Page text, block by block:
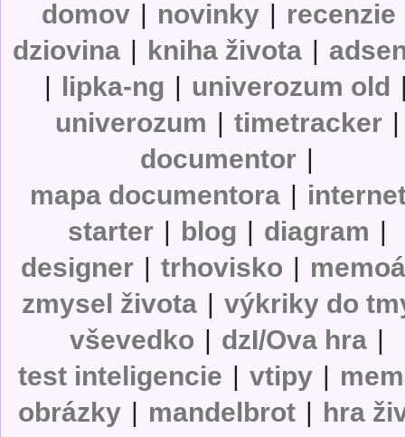
domov | novinky | recenzie
dziovina | kniha života |
| lipka-ng | univerozum old
univerozum | timetracker |
documentor |
mapa documentora |
starter | blog | diagram |
designer | trhovisko |
zmysel života | výkriky do
vševedko | dzI/Ova hra |
test inteligencie | vtipy |
obrázky | mandelbrot | hra